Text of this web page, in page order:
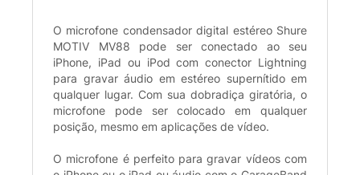
O microfone condensador digital estéreo Shure
MOTIV MV88 pode ser conectado ao seu
iPhone, iPad ou iPod com conector Lightning
para gravar áudio em estéreo supernítido em
qualquer lugar. Com sua dobradiça giratória, o
microfone pode ser colocado em qualquer
posição, mesmo em aplicações de vídeo.
O microfone é perfeito para gravar vídeos com